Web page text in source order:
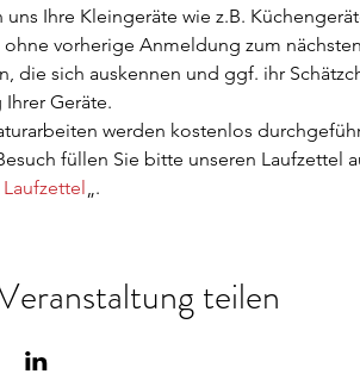
uns Ihre Kleingeräte wie z.B.
ohne vorherige Anmeldung zum
die sich auskennen und ggf. ihr
Geräte.
werden kostenlos
füllen Sie bitte unseren Laufzettel
Laufzettel „.
teilen